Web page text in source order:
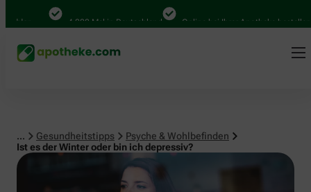
4.000 Mal in Deutschland Online bei Ihrer Apotheke bestellen
... Gesundheitstipps
Psyche & Wohlbefinden
Ist es der Winter oder bin ich depressiv?
Psyche & Wohlbefinden